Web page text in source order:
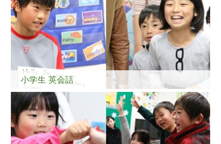
小学生 英会話